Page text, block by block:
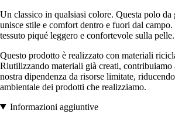
Un classico in qualsiasi colore. Questa polo
unisce stile e comfort dentro e fuori dal
tessuto piqué leggero e confortevole sulla pelle.
Questo prodotto è realizzato con materiali
Riutilizzando materiali già creati, contribuiamo
nostra dipendenza da risorse limitate,
ambientale dei prodotti che realizziamo.
Informazioni aggiuntive